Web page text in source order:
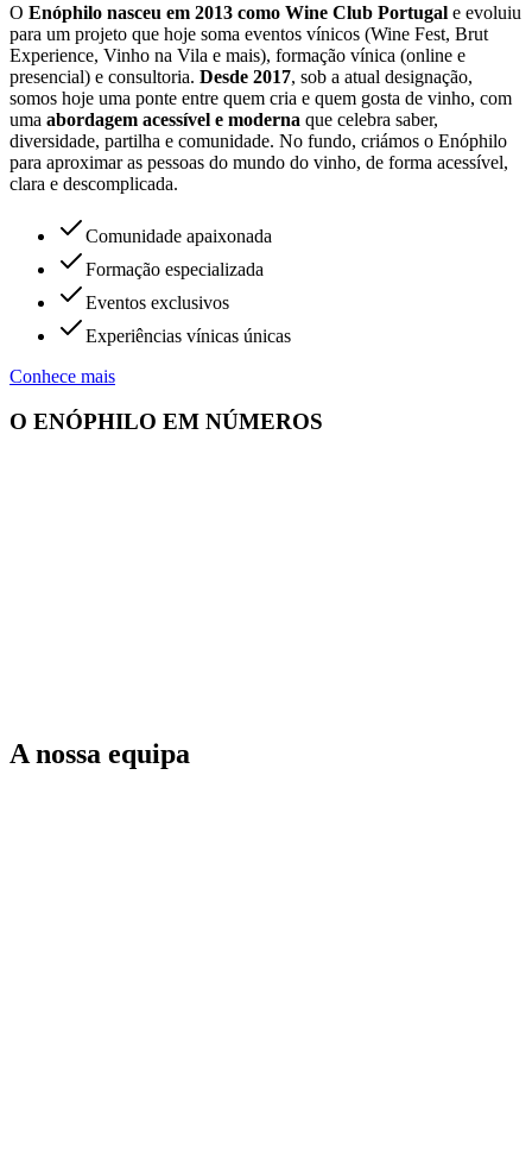
O Enóphilo nasceu em 2013 como Wine Club Portugal e evoluiu
para um projeto que hoje soma eventos vínicos (Wine Fest, Brut
Experience, Vinho na Vila e mais), formação vínica (online e
presencial) e consultoria. Desde 2017, sob a atual designação,
somos hoje uma ponte entre quem cria e quem gosta de vinho, com
uma abordagem acessível e moderna que celebra saber,
diversidade, partilha e comunidade. No fundo, criámos o Enóphilo
para aproximar as pessoas do mundo do vinho, de forma acessível,
clara e descomplicada.
Comunidade apaixonada
Formação especializada
Eventos exclusivos
Experiências vínicas únicas
Conhece mais
O ENÓPHILO EM NÚMEROS
A nossa equipa